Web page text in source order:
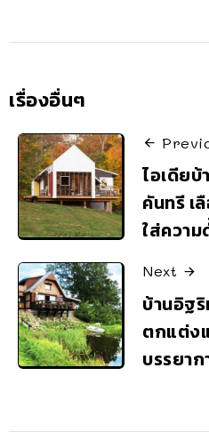
เรื่องอื่นๆ
ไอเดียบ้
คันทรี เ
ใส่ความ
Next
บ้านอิฐ
ตกแต่ง
บรรยา